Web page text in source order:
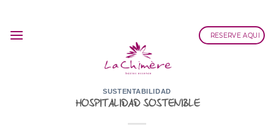
contenido
RESERVE AQUI
SUSTENTABILIDAD
HOSPITALIDAD SOSTENIBLE